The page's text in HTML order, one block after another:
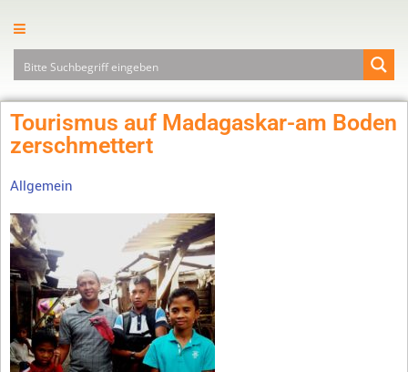
Tourismus auf Madagaskar-am Boden
zerschmettert
Allgemein